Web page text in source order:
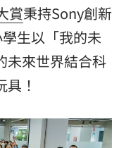
賞秉持Sony創新
生以「我的未
未來世界結合科
！